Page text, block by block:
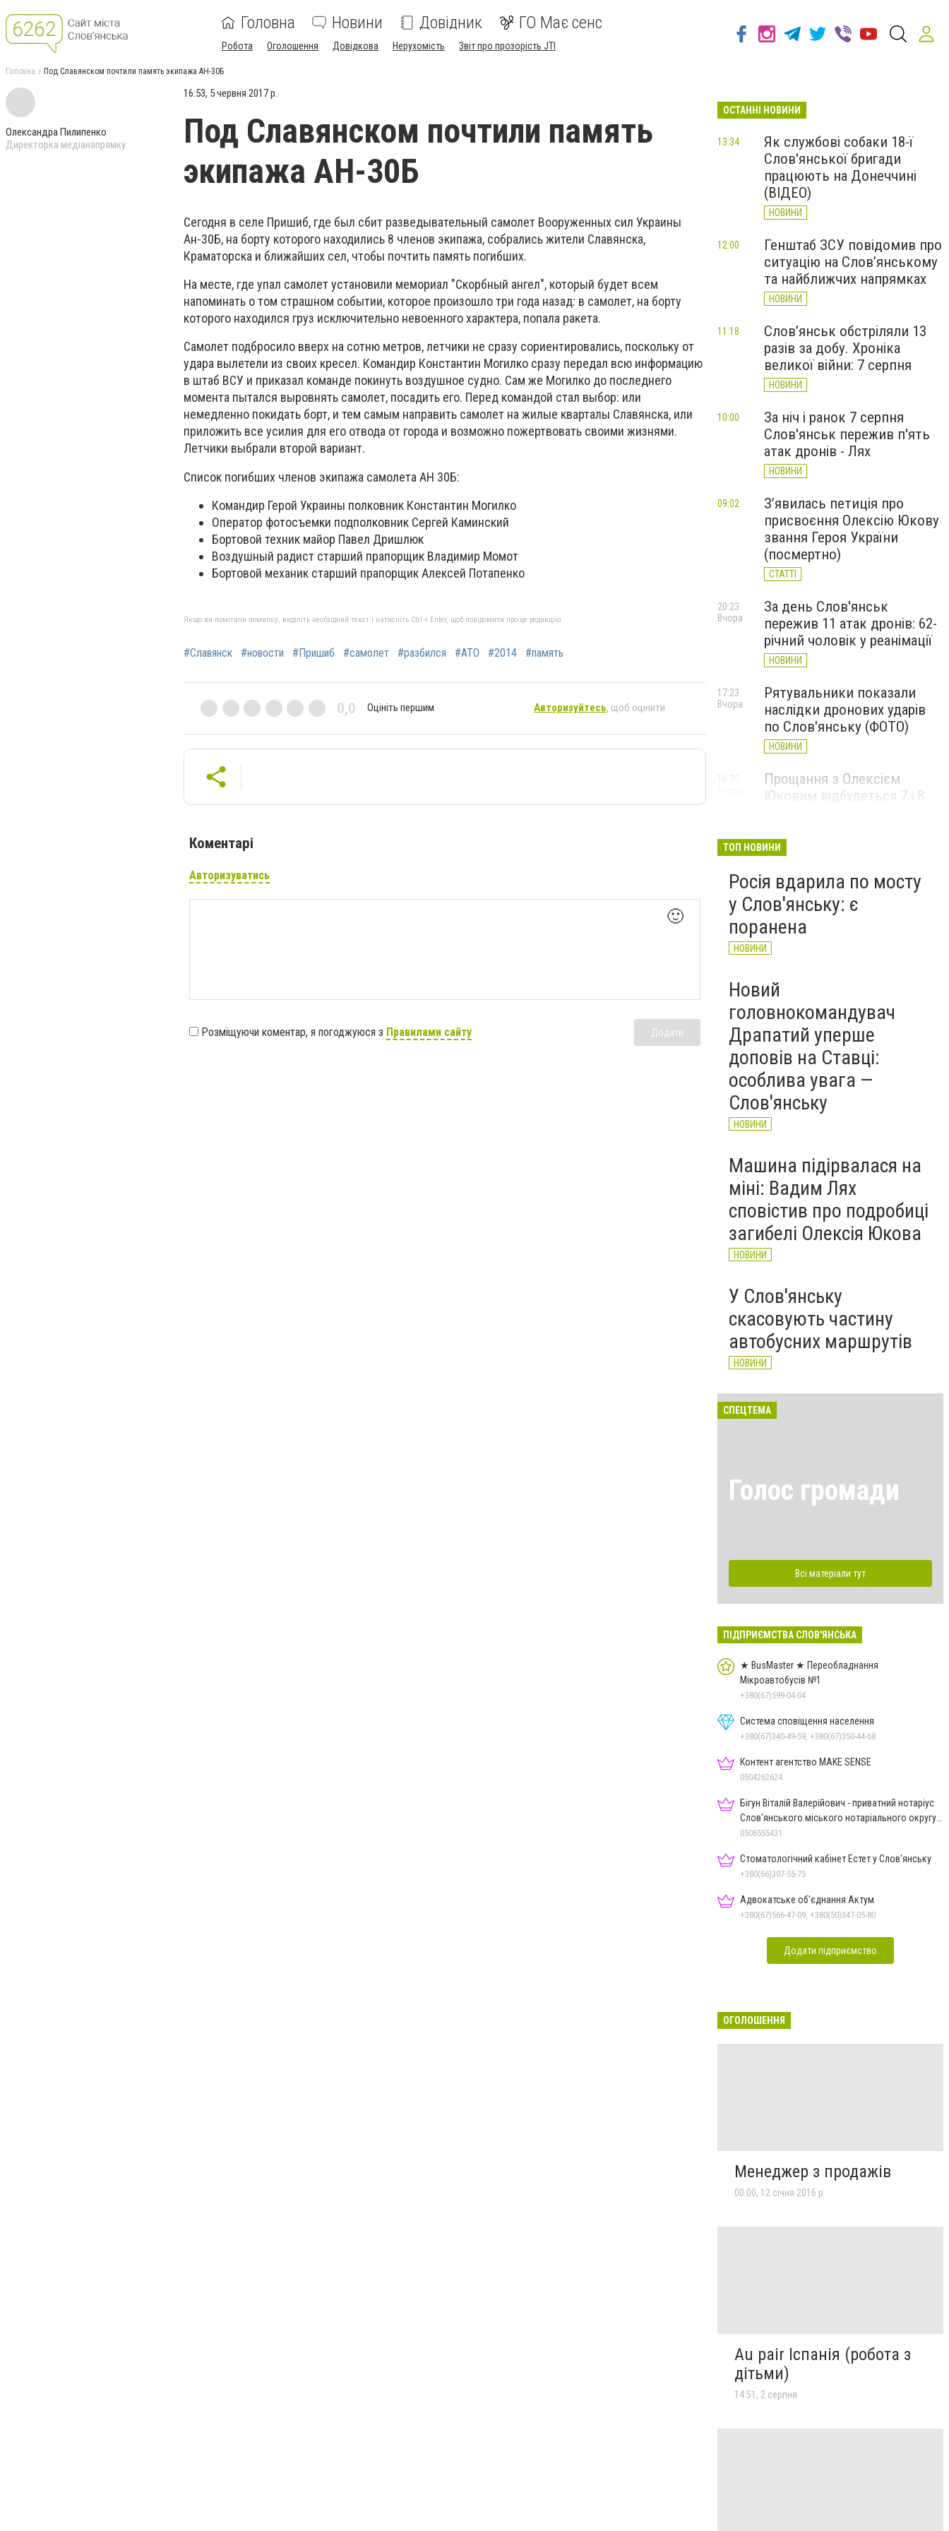
Головна Новини Довідник ГО Має сенс
Робота Оголошення Довідкова Нерухомість Звіт про прозорість JTI
Головна Под Славянском почтили память экипажа АН-30Б
Олександра Пилипенко
Директорка медіанапрямку
16:53, 5 червня 2017 р.
Под Славянском почтили память
экипажа АН-30Б
Сегодня в селе Пришиб, где был сбит разведывательный самолет Вооруженных сил Украины
Ан-30Б, на борту которого находились 8 членов экипажа, собрались жители Славянска,
Краматорска и ближайших сел, чтобы почтить память погибших.
На месте, где упал самолет установили мемориал "Скорбный ангел", который будет всем
напоминать о том страшном событии, которое произошло три года назад: в самолет, на борту
которого находился груз исключительно невоенного характера, попала ракета.
Самолет подбросило вверх на сотню метров, летчики не сразу сориентировались, поскольку от
удара вылетели из своих кресел. Командир Константин Могилко сразу передал всю информацию
в штаб ВСУ и приказал команде покинуть воздушное судно. Сам же Могилко до последнего
момента пытался выровнять самолет, посадить его. Перед командой стал выбор: или
немедленно покидать борт, и тем самым направить самолет на жилые кварталы Славянска, или
приложить все усилия для его отвода от города и возможно пожертвовать своими жизнями.
Летчики выбрали второй вариант.
Список погибших членов экипажа самолета АН 30Б:
Командир Герой Украины полковник Константин Могилко
Оператор фотосъемки подполковник Сергей Каминский
Бортовой техник майор Павел Дришлюк
Воздушный радист старший прапорщик Владимир Момот
Бортовой механик старший прапорщик Алексей Потапенко
Якщо ви помітили помилку, виділіть необхідний текст і натисніть Ctrl + Enter, щоб повідомити про це редакцію
#Славянск #новости #Пришиб #самолет #разбился #АТО #2014 #память
0,0 Оцініть першим Авторизуйтесь, щоб оцінити
Коментарі
Авторизуватись
🙂
Розміщуючи коментар, я погоджуюся з Правилами сайту Додати
ОСТАННІ НОВИНИ
Як службові собаки 18-ї
Слов'янської бригади
працюють на Донеччині
(ВІДЕО)
НОВИНИ
13:34
Генштаб ЗСУ повідомив про
ситуацію на Слов’янському
та найближчих напрямках
НОВИНИ
12:00
Слов’янськ обстріляли 13
разів за добу. Хроніка
великої війни: 7 серпня
НОВИНИ
11:18
За ніч і ранок 7 серпня
Слов'янськ пережив п'ять
атак дронів - Лях
НОВИНИ
10:00
З’явилась петиція про
присвоєння Олексію Юкову
звання Героя України
(посмертно)
СТАТТІ
09:02
За день Слов'янськ
пережив 11 атак дронів: 62-
річний чоловік у реанімації
НОВИНИ
20:23
Вчора
Рятувальники показали
наслідки дронових ударів
по Слов'янську (ФОТО)
НОВИНИ
17:23
Вчора
Прощання з Олексієм
Юковим відбудеться 7 і 8
ТОП НОВИНИ
Росія вдарила по мосту
у Слов'янську: є
поранена
НОВИНИ
Новий
головнокомандувач
Драпатий уперше
доповів на Ставці:
особлива увага —
Слов'янську
НОВИНИ
Машина підірвалася на
міні: Вадим Лях
сповістив про подробиці
загибелі Олексія Юкова
НОВИНИ
У Слов'янську
скасовують частину
автобусних маршрутів
НОВИНИ
СПЕЦТЕМА
Голос громади
Всі матеріали тут
ПІДПРИЄМСТВА СЛОВ'ЯНСЬКА
★ BusMaster ★ Переобладнання
Мікроавтобусів №1
+380(67)599-04-04
Система сповіщення населення
+380(67)340-49-59, +380(67)350-44-68
Контент агентство MAKE SENSE
0504262624
Бігун Віталій Валерійович - приватний нотаріус
Слов'янського міського нотаріального округу
Дон.обл.
0506555431
Стоматологічний кабінет Естет у Слов'янську
+380(66)307-55-75
Адвокатське об'єднання Актум
+380(67)566-47-09, +380(50)347-05-80
Додати підприємство
ОГОЛОШЕННЯ
Менеджер з продажів
00:00, 12 січня 2016 р.
Au pair Іспанія (робота з
дітьми)
14:51, 2 серпня